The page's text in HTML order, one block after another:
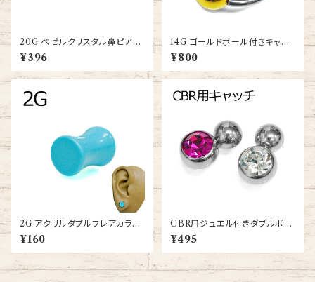
20G ベゼルクリスタル鼻ピアス
(SNS012-20G-SS-BA)
¥396
14G ゴールドボール付きキャプ
ティブビーズリング(BC-ST001
-14G-SSGP)
¥800
2G アクリルダブルフレアカラー
プラグ(NBC13-001-2G-BA)
¥160
CBR用ジュエル付きダブルボー
ルキャッチ(dm-jm001-ss)
¥495